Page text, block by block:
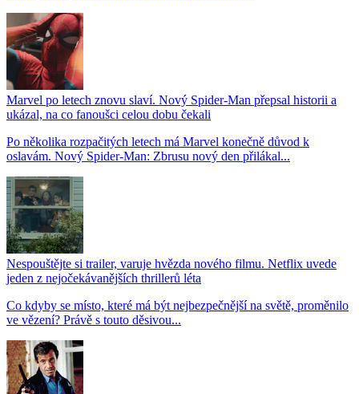
Marvel po letech znovu slaví. Nový Spider-Man přepsal historii a
ukázal, na co fanoušci celou dobu čekali
Po několika rozpačitých letech má Marvel konečně důvod k
oslavám. Nový Spider-Man: Zbrusu nový den přilákal...
Nespouštějte si trailer, varuje hvězda nového filmu. Netflix uvede
jeden z nejočekávanějších thrillerů léta
Co kdyby se místo, které má být nejbezpečnější na světě, proměnilo
ve vězení? Právě s touto děsivou...